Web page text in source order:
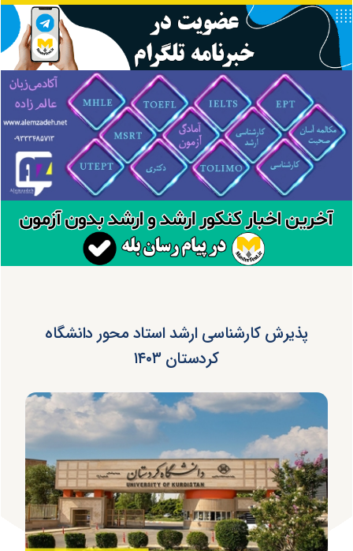
پذیرش کارشناسی ارشد استاد محور دانشگاه
کردستان ۱۴۰۳